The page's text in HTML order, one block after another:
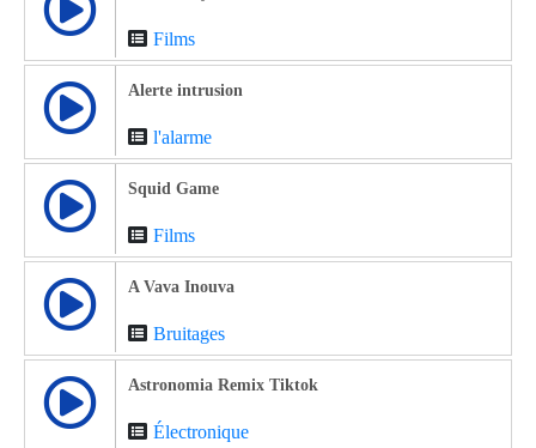
Films
Alerte intrusion
l'alarme
Squid Game
Films
A Vava Inouva
Bruitages
Astronomia Remix Tiktok
Électronique